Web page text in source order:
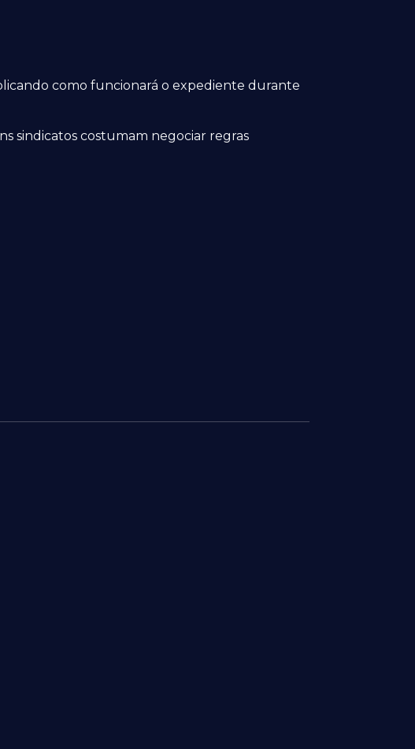
como funcionará o expediente durante
sindicatos costumam negociar regras